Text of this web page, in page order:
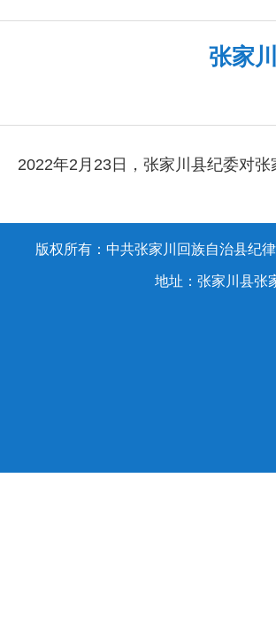
张家
2022年2月23日，张家 川县纪委对
版权所有：中共张家川回族自治县纪
地址：张家川县张